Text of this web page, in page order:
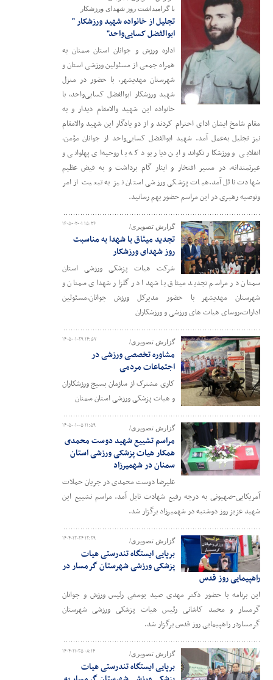
با گرامیداشت روز شهدای ورزشکار
تجلیل از خانواده شهید ورزشکار "
ابوالفضل کسایی‌واحد"
اداره ورزش و جوانان استان سمنان به
همراه جمعی از مسئولین ورزشی استان و
شهرستان مهدیشهر، با حضور در منزل
شهید ورزشکار ابوالفضل کسایی‌واحد، با
خانواده این شهید والامقام دیدار و به
مقام شامخ ایشان ادای احترام کردند و از دو یادگار این شهید والامقام
نیز تجلیل به‌عمل آمد. شهید ابوالفضل کسایی‌واحد از جوانان مؤمن،
انقلابی و ورزشکار تکواندو این دیار بود که با روحیه‌ای پهلوانی و
غیرتمندانه، در مسیر افتخار و ایثار گام برداشت و به فیض عظیم
شهادت نائل آمد.هیات پزشکی ورزشی استان نیز به تبعیت از امر
وتوصیه رهبری در این مراسم حضور بهم رسانید.
۱۴۰۵-۰۲-۰۱ ۱۵:۲۴ گزارش تصویری/
تجدید میثاق با شهدا به مناسبت
روز شهدای ورزشکار
شرکت هیات پزشکی ورزشی استان
سمنان در مراسم تجدید میثاق با شهدا در گلزار شهدای سمنان و
شهرستان مهدیشهر با حضور مدیرکل ورزش جوانان،مسئولین
ادارات،روسای هیات های ورزشی و ورزشکاران
۱۴۰۵-۰۱-۲۹ ۱۴:۵۷ گزارش تصویری/
مشاوره تخصصی ورزشی در
اجتماعات مردمی
کاری مشترک از سازمان بسیج ورزشکاران
و هیات پزشکی ورزشی استان سمنان
۱۴۰۵-۰۱-۰۵ ۱۱:۵۹ گزارش تصویری/
مراسم تشییع شهید دوست محمدی
همکار هیات پزشکی ورزشی استان
سمنان در شهمیرزاد
علیرضا دوست محمدی در جریان حملات
آمریکایی-صهیونی به درجه رفیع شهادت نایل آمد. مراسم نشییع این
شهید عزیز روز دوشنبه در شهمیرزاد برگزار شد.
۱۴۰۴-۱۲-۲۴ ۱۲:۲۹ گزارش تصویری/
برپایی ایستگاه تندرستی هیات
پزشکی ورزشی شهرستان گرمسار در
راهپیمایی روز قدس
این برنامه با حضور دکتر مهدی صید یوسفی رئیس ورزش و جوانان
گرمسار و محمد کاشانی رئیس هیات پزشکی ورزشی شهرستان
گرمساردر راهپیمایی روز قدس برگزار شد.
۱۴۰۴-۱۱-۲۵ ۰۸:۱۴ گزارش تصویری/
برپایی ایستگاه تندرستی هیات